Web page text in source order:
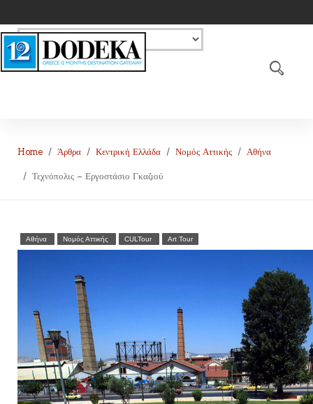
Home Άρθρα Κεντρική Ελλάδα Νομός Αττικής Αθήνα
Τεχνόπολις – Εργοστάσιο Γκαζιού
Αθήνα Νομός Αττικής CULTour Art Tour